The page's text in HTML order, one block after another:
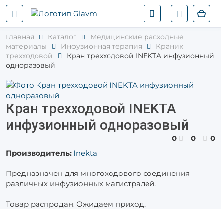
Главная Каталог
Медицинские расходные
материалы
Инфузионная терапия
Краник
трехходовой
Кран трехходовой INEKTA инфузионный
одноразовый
Кран трехходовой INEKTA
инфузионный одноразовый
0 0
0
Производитель: Inekta
Предназначен для многоходового соединения
различных инфузионных магистралей.
Товар распродан. Ожидаем приход.